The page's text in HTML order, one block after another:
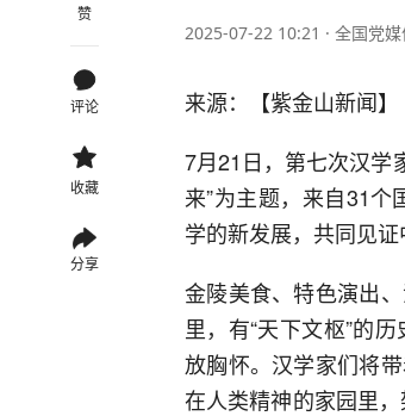
赞
评论
收藏
分享
2025-07-22 10:21 · 全国党
来源：【紫金山新闻】
7月21日，第七次汉学
来”为主题，来自31
学的新发展，共同见证
金陵美食、特色演出
里，有“天下文枢”的
放胸怀。汉学家们将
在人类精神的家园里